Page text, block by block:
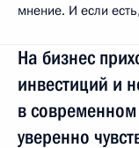
мнение. И если
На бизнес
инвестиций и
в
уверенно